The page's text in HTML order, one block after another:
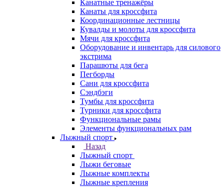
Канатные тренажёры
Канаты для кроссфита
Координационные лестницы
Кувалды и молоты для кроссфита
Мячи для кроссфита
Оборудование и инвентарь для силового
экстрима
Парашюты для бега
Пегборды
Сани для кроссфита
Сэндбэги
Тумбы для кроссфита
Турники для кроссфита
Функциональные рамы
Элементы функциональных рам
Лыжный спорт
Назад
Лыжный спорт
Лыжи беговые
Лыжные комплекты
Лыжные крепления